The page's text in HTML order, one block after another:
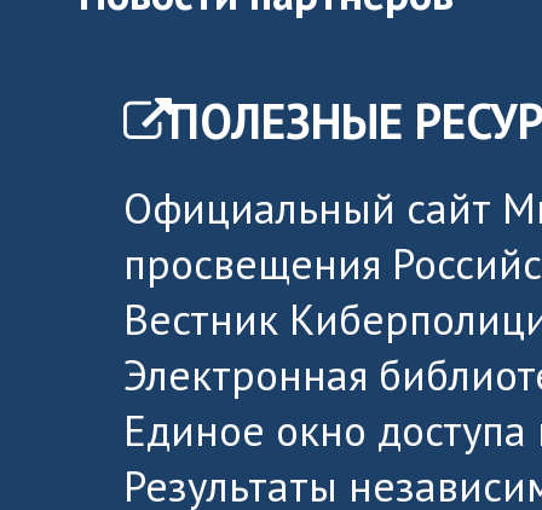
ПОЛЕЗНЫЕ
Официальный сайт
просвещения
Вестник
Электронная
Единое окно
Результаты